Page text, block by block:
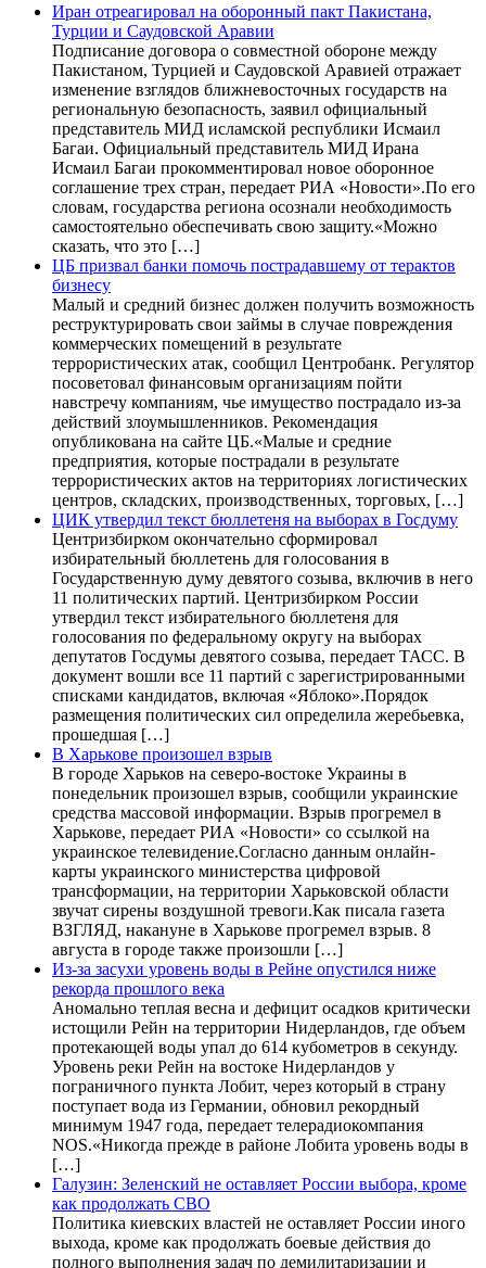
Иран отреагировал на оборонный пакт Пакистана,
Турции и Саудовской Аравии
Подписание договора о совместной обороне между
Пакистаном, Турцией и Саудовской Аравией отражает
изменение взглядов ближневосточных государств на
региональную безопасность, заявил официальный
представитель МИД исламской республики Исмаил
Багаи. Официальный представитель МИД Ирана
Исмаил Багаи прокомментировал новое оборонное
соглашение трех стран, передает РИА «Новости».По его
словам, государства региона осознали необходимость
самостоятельно обеспечивать свою защиту.«Можно
сказать, что это […]
ЦБ призвал банки помочь пострадавшему от терактов
бизнесу
Малый и средний бизнес должен получить возможность
реструктурировать свои займы в случае повреждения
коммерческих помещений в результате
террористических атак, сообщил Центробанк. Регулятор
посоветовал финансовым организациям пойти
навстречу компаниям, чье имущество пострадало из-за
действий злоумышленников. Рекомендация
опубликована на сайте ЦБ.«Малые и средние
предприятия, которые пострадали в результате
террористических актов на территориях логистических
центров, складских, производственных, торговых, […]
ЦИК утвердил текст бюллетеня на выборах в Госдуму
Центризбирком окончательно сформировал
избирательный бюллетень для голосования в
Государственную думу девятого созыва, включив в него
11 политических партий. Центризбирком России
утвердил текст избирательного бюллетеня для
голосования по федеральному округу на выборах
депутатов Госдумы девятого созыва, передает ТАСС. В
документ вошли все 11 партий с зарегистрированными
списками кандидатов, включая «Яблоко».Порядок
размещения политических сил определила жеребьевка,
прошедшая […]
В Харькове произошел взрыв
В городе Харьков на северо-востоке Украины в
понедельник произошел взрыв, сообщили украинские
средства массовой информации. Взрыв прогремел в
Харькове, передает РИА «Новости» со ссылкой на
украинское телевидение.Согласно данным онлайн-
карты украинского министерства цифровой
трансформации, на территории Харьковской области
звучат сирены воздушной тревоги.Как писала газета
ВЗГЛЯД, накануне в Харькове прогремел взрыв. 8
августа в городе также произошли […]
Из-за засухи уровень воды в Рейне опустился ниже
рекорда прошлого века
Аномально теплая весна и дефицит осадков критически
истощили Рейн на территории Нидерландов, где объем
протекающей воды упал до 614 кубометров в секунду.
Уровень реки Рейн на востоке Нидерландов у
пограничного пункта Лобит, через который в страну
поступает вода из Германии, обновил рекордный
минимум 1947 года, передает телерадиокомпания
NOS.«Никогда прежде в районе Лобита уровень воды в
[…]
Галузин: Зеленский не оставляет России выбора, кроме
как продолжать СВО
Политика киевских властей не оставляет России иного
выхода, кроме как продолжать боевые действия до
полного выполнения задач по демилитаризации и